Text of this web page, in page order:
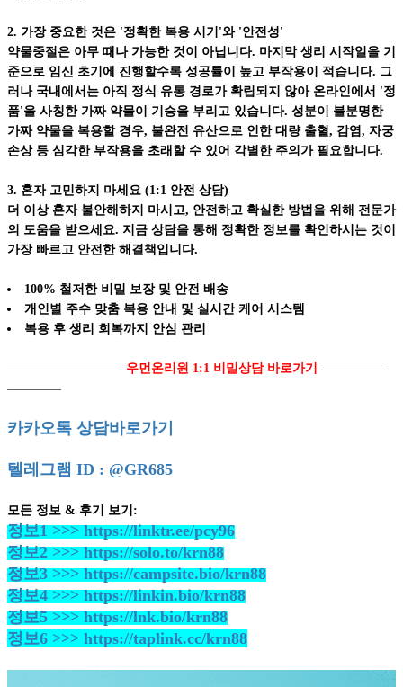
2. 가장 중요한 것은 '정확한 복용 시기'와 '안전성'
약물중절은 아무 때나 가능한 것이 아닙니다. 마지막 생리 시작일을 기
준으로 임신 초기에 진행할수록 성공률이 높고 부작용이 적습니다. 그
러나 국내에서는 아직 정식 유통 경로가 확립되지 않아 온라인에서 '정
품'을 사칭한 가짜 약물이 기승을 부리고 있습니다. 성분이 불분명한
가짜 약물을 복용할 경우, 불완전 유산으로 인한 대량 출혈, 감염, 자궁
손상 등 심각한 부작용을 초래할 수 있어 각별한 주의가 필요합니다.
3. 혼자 고민하지 마세요 (1:1 안전 상담)
더 이상 혼자 불안해하지 마시고, 안전하고 확실한 방법을 위해 전문가
의 도움을 받으세요. 지금 상담을 통해 정확한 정보를 확인하시는 것이
가장 빠르고 안전한 해결책입니다.
100% 철저한 비밀 보장 및 안전 배송
개인별 주수 맞춤 복용 안내 및 실시간 케어 시스템
복용 후 생리 회복까지 안심 관리
―――――――――――우먼온리원 1:1 비밀상담 바로가기 ――――――
―――――
카카오톡 상담바로가기
텔레그램 ID : @GR685
모든 정보 & 후기 보기:
정보1 >>> https://linktr.ee/pcy96
정보2 >>> https://solo.to/krn88
정보3 >>> https://campsite.bio/krn88
정보4 >>> https://linkin.bio/krn88
정보5 >>> https://lnk.bio/krn88
정보6 >>> https://taplink.cc/krn88